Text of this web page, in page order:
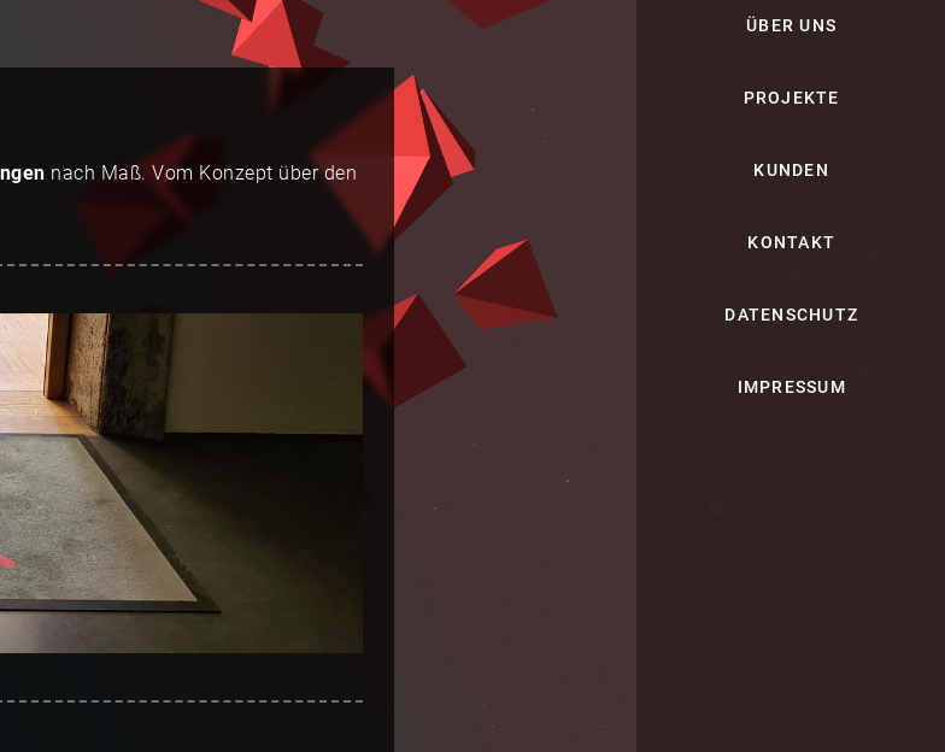
ÜBER UNS
PROJEKTE
KUNDEN
KONTAKT
DATENSCHUTZ
IMPRESSUM
nach Maß. Vom Konzept über den